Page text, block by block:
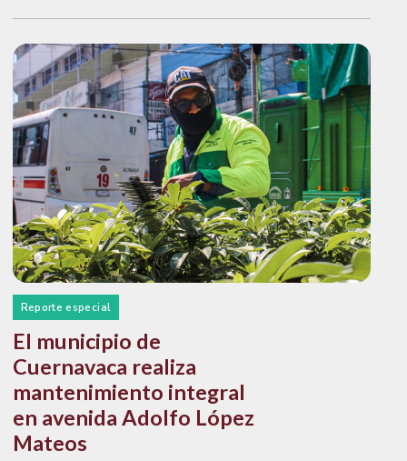
Reporte especial
El municipio de
Cuernavaca realiza
mantenimiento integral
en avenida Adolfo López
Mateos